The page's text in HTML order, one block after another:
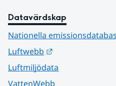
Datavärdskap
Nationella
Luftwebb
Luftmiljödata
VattenWebb